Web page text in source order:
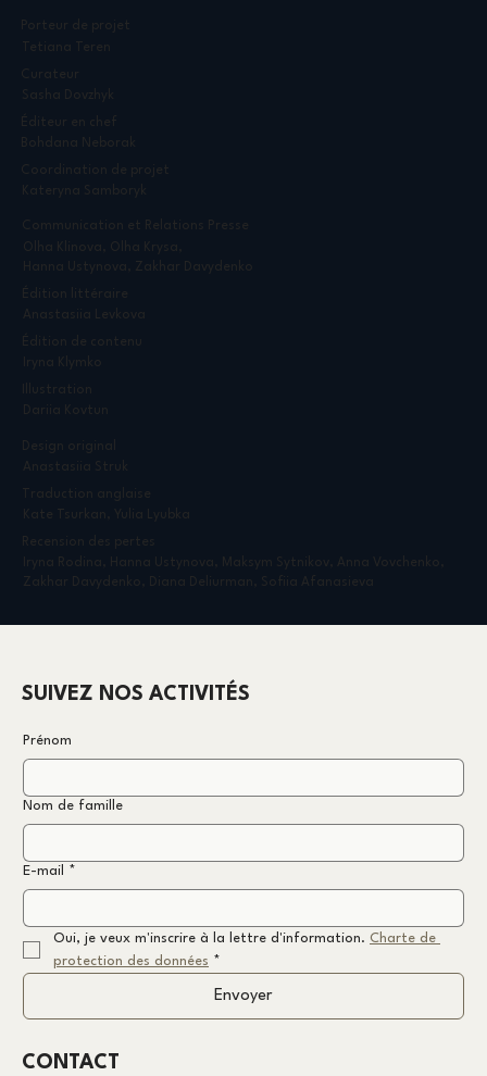
Porteur de projet
Tetiana Teren
Curateur
Sasha Dovzhyk
Éditeur en chef
Bohdana Neborak
Coordination de projet
Kateryna Samboryk
Communication et Relations Presse
Olha Klinova, Olha Krysa,
Hanna Ustynova, Zakhar Davydenko
Édition littéraire
Anastasiia Levkova
Édition de contenu
Iryna Klymko
Illustration
Dariia Kovtun
Design original
Anastasiia Struk
Traduction anglaise
Kate Tsurkan, Yulia Lyubka
Recension des pertes
Iryna Rodina, Hanna Ustynova, Maksym Sytnikov, Anna Vovchenko,
Zakhar Davydenko, Diana Deliurman, Sofiia Afanasieva
SUIVEZ NOS ACTIVITÉS
Prénom
Nom de famille
E-mail *
Oui, je veux m'inscrire à la lettre d'information. Charte de
protection des données *
Envoyer
CONTACT